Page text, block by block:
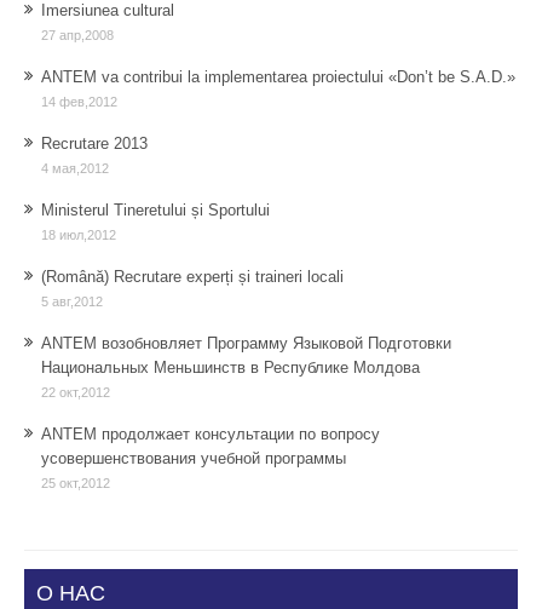
Imersiunea cultural
27 апр,2008
ANTEM va contribui la implementarea proiectului «Don’t be S.A.D.»
14 фев,2012
Recrutare 2013
4 мая,2012
Ministerul Tineretului și Sportului
18 июл,2012
(Română) Recrutare experți și traineri locali
5 авг,2012
ANTEM возобновляет Программу Языковой Подготовки
Национальных Меньшинств в Республике Молдова
22 окт,2012
ANTEM продолжает консультации по вопросу
усовершенствования учебной программы
25 окт,2012
О НАС